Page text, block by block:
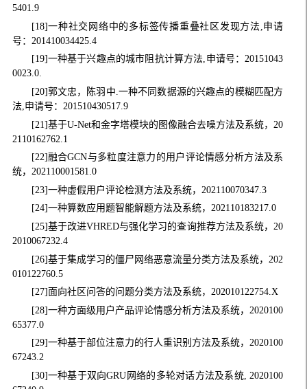
5401.9
[18]一种社交网络中的多标签传播重叠社区发现方法,申请
号：201410034425.4
[19]一种基于兴趣点的城市阻抗计算方法,申请号：20151043
0023.0.
[20]郭文忠，陈羽中.一种不同数据源的兴趣点的模糊匹配方
法,申请号：201510430517.9
[21]基于U-Net和金字塔模块的图像融合去噪方法及系统，20
2110162762.1
[22]融合GCN与多粒度注意力的用户评论情感分析方法及系
统，202110001581.0
[23]一种虚假用户评论检测方法及系统，202110070347.3
[24]一种算数应用题智能解题方法及系统，202110183217.0
[25]基于改进VHRED与强化学习的查询推荐方法及系统，20
2010067232.4
[26]基于集成学习的僵尸网络恶意流量分类方法及系统，202
010122760.5
[27]面向社区问答的问题分类方法及系统，202010122754.X
[28]一种方面级用户产品评论情感分析方法及系统，2020100
65377.0
[29]一种基于部位注意力的行人重识别方法及系统，2020100
67243.2
[30]一种基于双向GRU网络的多轮对话方法及系统, 2020100